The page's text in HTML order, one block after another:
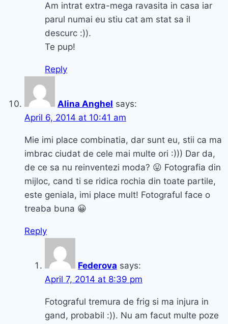
Am intrat extra-mega ravasita in casa iar
parul numai eu stiu cat am stat sa il
descurc :)).
Te pup!
Reply
Alina Anghel says:
April 6, 2014 at 10:41 am
Mie imi place combinatia, dar sunt eu, stii ca ma
imbrac ciudat de cele mai multe ori :))) Dar da,
de ce sa nu reinventezi moda? 😛 Fotografia din
mijloc, cand ti se ridica rochia din toate partile,
este geniala, imi place mult! Fotograful face o
treaba buna 😀
Reply
Federova says:
April 7, 2014 at 8:39 pm
Fotograful tremura de frig si ma injura in
gand, probabil :)). Nu am facut multe poze